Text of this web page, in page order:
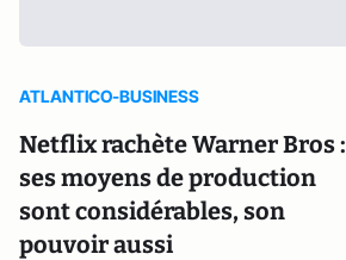
ATLANTICO-BUSINESS
Netflix rachète Warner Bros :
ses moyens de production
sont considérables, son
pouvoir aussi